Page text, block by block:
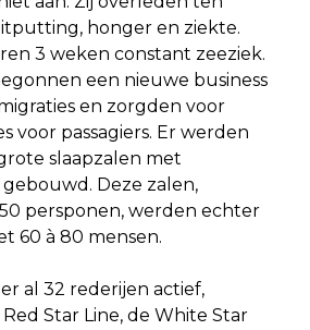
honger en ziekte.
3 weken constant zeeziek.
een nieuwe business
en zorgden voor
voor passagiers. Er werden
slaapzalen met
Deze zalen,
persponen, werden echter
60 à 80 mensen.
al 32 rederijen actief,
Star Line, de White Star